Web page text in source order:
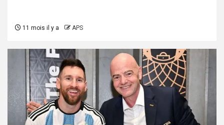
11 mois il y a APS